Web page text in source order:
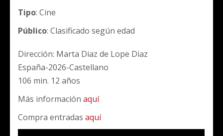
Tipo: Cine
Público: Clasificado según edad
Dirección: Marta Diaz de Lope Diaz
España-2026-Castellano
106 min. 12 años
Más informaciónaquí
Compra entradasaquí